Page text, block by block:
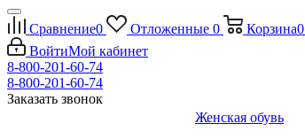
Сравнение0 Отложенные 0 Корзина0
ВойтиМой кабинет
8-800-201-60-74
8-800-201-60-74
Заказать звонок
Женская обувь